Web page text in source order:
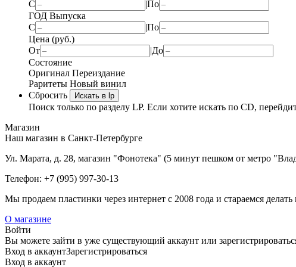
С
|По
ГОД Выпуска
С
|По
Цена (руб.)
От
|До
Состояние
Оригинал Переиздание
Раритеты Новый винил
Сбросить
Искать в lp
Поиск только по разделу LP. Если хотите искать по CD,
Магазин
Наш магазин в Санкт-Петербурге
Ул. Марата, д. 28, магазин "Фонотека" (5 минут пешком от метро
Телефон: +7 (995) 997-30-13
Мы продаем пластинки через интернет c 2008 года и стараемся
О магазине
Войти
Вы можете зайти в уже существующий аккаунт или
Вход в аккаунтЗарегистрироваться
Вход в аккаунт